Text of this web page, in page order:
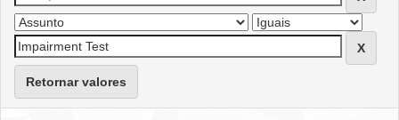
Retornar valores